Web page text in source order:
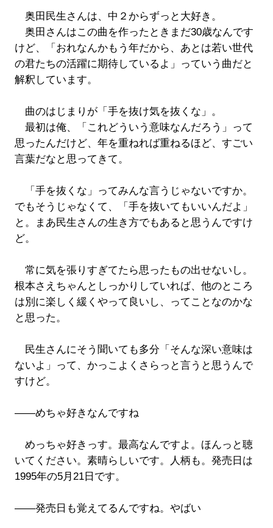
奥田民生さんは、中２からずっと大好き。
奥田さんはこの曲を作ったときまだ30歳なんです
けど、「おれなんかもう年だから、あとは若い世代
の君たちの活躍に期待しているよ」っていう曲だと
解釈しています。
曲のはじまりが「手を抜け気を抜くな」。
最初は俺、「これどういう意味なんだろう」って
思ったんだけど、年を重ねれば重ねるほど、すごい
言葉だなと思ってきて。
「手を抜くな」ってみんな言うじゃないですか。
でもそうじゃなくて、「手を抜いてもいいんだよ」
と。まあ民生さんの生き方でもあると思うんですけ
ど。
常に気を張りすぎてたら思ったもの出せないし。
根本さえちゃんとしっかりしていれば、他のところ
は別に楽しく緩くやって良いし、ってことなのかな
と思った。
民生さんにそう聞いても多分「そんな深い意味は
ないよ」って、かっこよくさらっと言うと思うんで
すけど。
――めちゃ好きなんですね
めっちゃ好きっす。最高なんですよ。ほんっと聴
いてください。素晴らしいです。人柄も。発売日は
1995年の5月21日です。
――発売日も覚えてるんですね。やばい